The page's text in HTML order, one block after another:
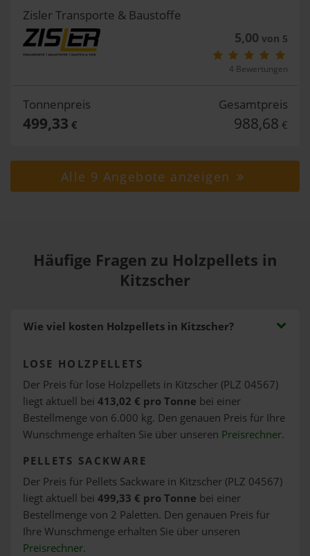
Zisler Transporte & Baustoffe
5,00 von 5
4 Bewertungen
Tonnenpreis
499,33 €
Gesamtpreis
988,68 €
Alle 9 Angebote anzeigen
Häufige Fragen zu Holzpellets in
Kitzscher
Wie viel kosten Holzpellets in Kitzscher?
LOSE HOLZPELLETS
Der Preis für lose Holzpellets in Kitzscher (PLZ 04567)
liegt aktuell bei 413,02 € pro Tonne bei einer
Bestellmenge von 6.000 kg. Den genauen Preis für Ihre
Wunschmenge erhalten Sie über unseren Preisrechner.
PELLETS SACKWARE
Der Preis für Pellets Sackware in Kitzscher (PLZ 04567)
liegt aktuell bei 499,33 € pro Tonne bei einer
Bestellmenge von 2 Paletten. Den genauen Preis für
Ihre Wunschmenge erhalten Sie über unseren
Preisrechner.